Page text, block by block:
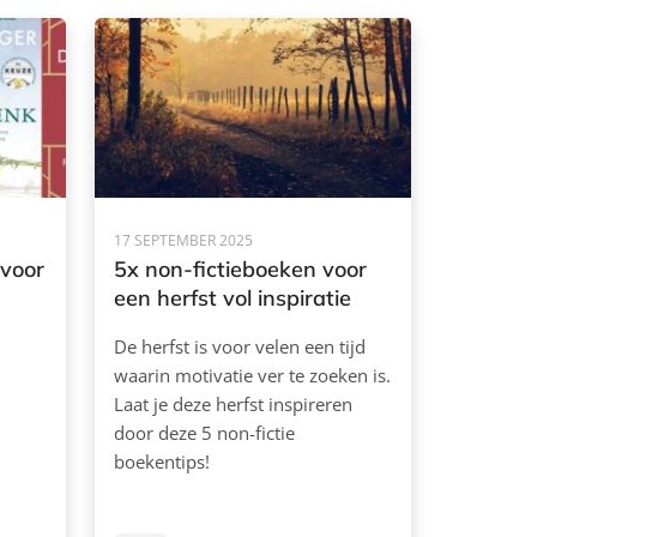
17 SEPTEMBER 2025
5x non-fictieboeken voor
een herfst vol inspiratie
De herfst is voor velen een tijd
waarin motivatie ver te zoeken is.
Laat je deze herfst inspireren
door deze 5 non-fictie
boekentips!